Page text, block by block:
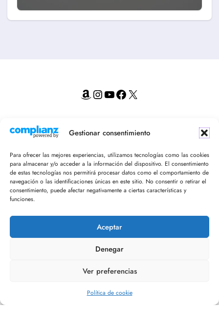
Gestionar consentimiento
Para ofrecer las mejores experiencias, utilizamos tecnologías como las cookies
para almacenar y/o acceder a la información del dispositivo. El consentimiento
de estas tecnologías nos permitirá procesar datos como el comportamiento de
navegación o las identificaciones únicas en este sitio. No consentir o retirar el
consentimiento, puede afectar negativamente a ciertas características y
funciones.
Aceptar
Denegar
Ver preferencias
Política de cookie
Amazon
Instagram
YouTube
Facebook
X
¡Recibe en tu email nuestro newsletter!
Editorial Refugio